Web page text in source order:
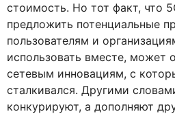
стоимость. Но тот факт, что
предложить потенциальные
пользователям и
использовать вместе, может
сетевым инновациям, с
сталкивался. Другими
конкурируют, а дополняют